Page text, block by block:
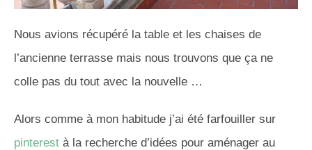
Nous avions récupéré la table et les chaises de
l’ancienne terrasse mais nous trouvons que ça ne
colle pas du tout avec la nouvelle …
Alors comme à mon habitude j’ai été farfouiller sur
pinterest à la recherche d’idées pour aménager au